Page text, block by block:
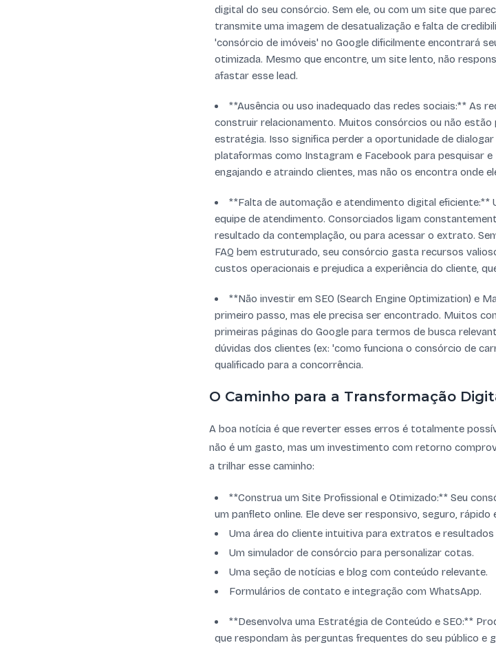
digital do seu consórcio. Sem ele, ou com um site que
transmite uma imagem de desatualização e falta de
'consórcio de imóveis' no Google dificilmente encontrará
otimizada. Mesmo que encontre, um site lento, não
afastar esse lead.
**Ausência ou uso inadequado das redes sociais:** As
construir relacionamento. Muitos consórcios ou não estão
estratégia. Isso significa perder a oportunidade de
plataformas como Instagram e Facebook para pesquisar
engajando e atraindo clientes, mas não os encontra onde
**Falta de automação e atendimento digital eficiente:**
equipe de atendimento. Consorciados ligam
resultado da contemplação, ou para acessar o extrato.
FAQ bem estruturado, seu consórcio gasta recursos
custos operacionais e prejudica a experiência do cliente,
**Não investir em SEO (Search Engine Optimization) e
primeiro passo, mas ele precisa ser encontrado. Muitos
primeiras páginas do Google para termos de busca
dúvidas dos clientes (ex: 'como funciona o consórcio de
qualificado para a concorrência.
O Caminho para a Transformação
A boa notícia é que reverter esses erros é totalmente
não é um gasto, mas um investimento com retorno
a trilhar esse caminho:
**Construa um Site Profissional e Otimizado:** Seu
um panfleto online. Ele deve ser responsivo, seguro, rápido
Uma área do cliente intuitiva para extratos e resultados
Um simulador de consórcio para personalizar cotas.
Uma seção de notícias e blog com conteúdo relevante.
Formulários de contato e integração com WhatsApp.
**Desenvolva uma Estratégia de Conteúdo e SEO:**
que respondam às perguntas frequentes do seu público e